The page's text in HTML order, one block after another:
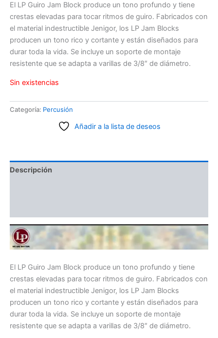
El LP Guiro Jam Block produce un tono profundo y tiene
crestas elevadas para tocar ritmos de guiro. Fabricados con
el material indestructible Jenigor, los LP Jam Blocks
producen un tono rico y cortante y están diseñados para
durar toda la vida. Se incluye un soporte de montaje
resistente que se adapta a varillas de 3/8″ de diámetro.
Sin existencias
Categoría: Percusión
Añadir a la lista de deseos
Descripción
El LP Guiro Jam Block produce un tono profundo y tiene
crestas elevadas para tocar ritmos de guiro. Fabricados con
el material indestructible Jenigor, los LP Jam Blocks
producen un tono rico y cortante y están diseñados para
durar toda la vida. Se incluye un soporte de montaje
resistente que se adapta a varillas de 3/8″ de diámetro.